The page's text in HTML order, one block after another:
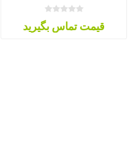
قیمت تماس بگیرید